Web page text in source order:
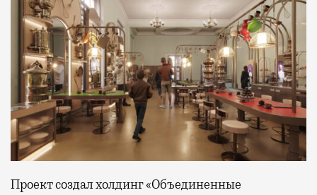
Проект создал холдинг «Объединенные